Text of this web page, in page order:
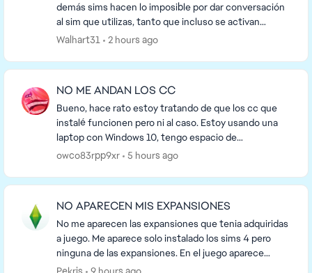
demás sims hacen lo imposible por dar conversación
al sim que utilizas, tanto que incluso se activan
conversaciones estando el sim controlado en una h...
Walhart31 2 hours ago
NO ME ANDAN LOS CC
Bueno, hace rato estoy tratando de que los cc que
instalé funcionen pero ni al caso. Estoy usando una
laptop con Windows 10, tengo espacio de
almacenamiento de sobra, dentro de la carpeta de
owco83rpp9xr 5 hours ago
NO APARECEN MIS EXPANSIONES
No me aparecen las expansiones que tenia adquiridas
a juego. Me aparece solo instalado los sims 4 pero
ninguna de las expansiones. En el juego aparece
como adquiridas, pero no da opción a volver a d...